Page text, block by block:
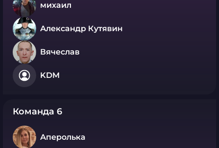
михаил
Александр Кутявин
Вячеслав
KDM
Команда 6
Аперолька